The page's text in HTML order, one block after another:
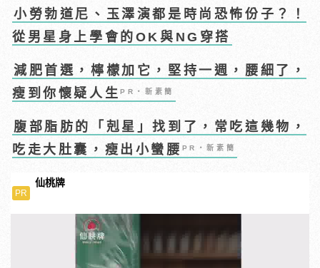
小勞勃道尼、玉澤演都是時尚恐怖份子？！
從男星身上學會的OK與NG穿搭
減肥首選，檸檬加它，堅持一週，腰細了，
瘦到你懷疑人生PR・新素簡
腹部脂肪的「剋星」找到了，常吃這幾物，
吃走大肚囊，瘦出小蠻腰 PR・新素簡
PR
仙桃牌